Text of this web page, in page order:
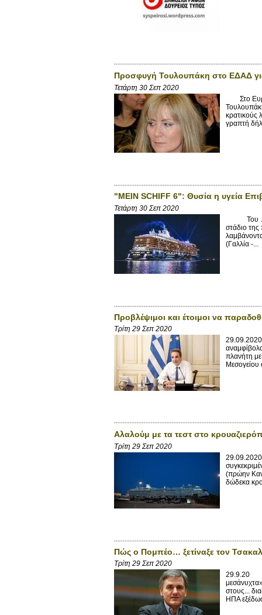
Προσφυγή Τουλουπάκη στο ΕΔΑΔ για
Τετάρτη 30 Σεπ 2020
Στο
κρατικούς
γραπτή
"MEIN SCHIFF 6": Θυσία η υγεία
Τετάρτη 30 Σεπ 2020
Του
στάδιο
(Γαλλία -...
Προβλέψιμοι και έτοιμοι να
Τρίτη 29 Σεπ 2020
πλανήτη
Μεσογείου
Αλαλούμ με τα τεστ στο
Τρίτη 29 Σεπ 2020
(πρώην
δώδεκα
Πώς ο Πομπέο… ξετίναξε τον
Τρίτη 29 Σεπ 2020
29.9.20
στους...
ΗΠΑ